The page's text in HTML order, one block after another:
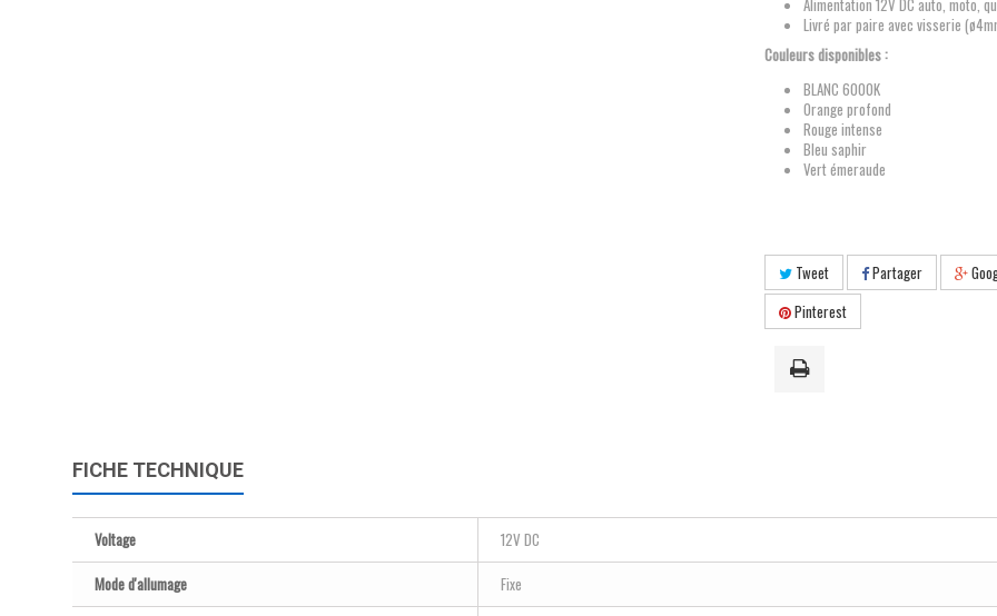
Alimentation 12V DC auto, moto,
Livré par paire avec visserie
Couleurs disponibles :
BLANC 6000K
Orange profond
Rouge intense
Bleu saphir
Vert émeraude
Tweet Partager
Pinterest
FICHE TECHNIQUE
Voltage
12V DC
Mode d'allumage
Fixe